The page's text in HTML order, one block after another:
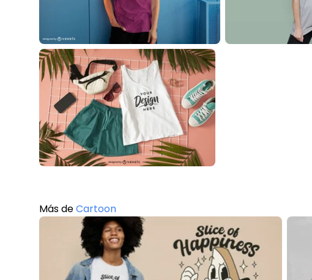
Más deCartoon